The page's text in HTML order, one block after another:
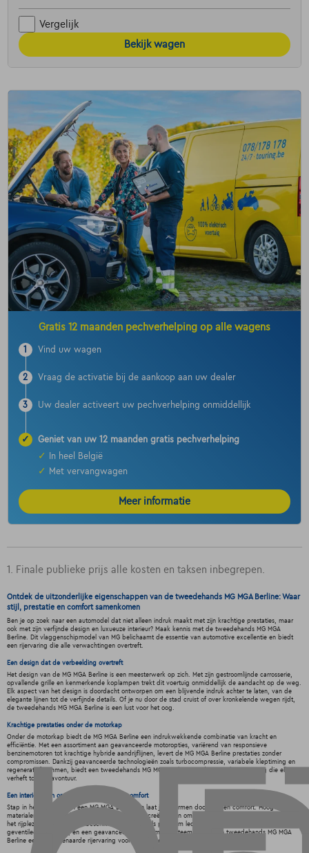
Vergelijk
Bekijk wagen
Gratis 12 maanden pechverhelping op alle wagens
1 Vind uw wagen
2 Vraag de activatie bij de aankoop aan uw dealer
3 Uw dealer activeert uw pechverhelping onmiddellijk
✓
Geniet van uw 12 maanden gratis pechverhelping
✓
In heel België
✓
Met vervangwagen
Meer informatie
1. Finale publieke prijs alle kosten en taksen inbegrepen.
Ontdek de uitzonderlijke eigenschappen van de tweedehands MG MGA Berline: Waar
stijl, prestatie en comfort samenkomen
Ben je op zoek naar een automodel dat niet alleen indruk maakt met zijn krachtige prestaties, maar
ook met zijn verfijnde design en luxueuze interieur? Maak kennis met de tweedehands MG MGA
Berline. Dit vlaggenschipmodel van MG belichaamt de essentie van automotive excellentie en biedt
een rijervaring die alle verwachtingen overtreft.
Een design dat de verbeelding overtreft
Het design van de MG MGA Berline is een meesterwerk op zich. Met zijn gestroomlijnde carrosserie,
opvallende grille en kenmerkende koplampen trekt dit voertuig onmiddellijk de aandacht op de weg.
Elk aspect van het design is doordacht ontworpen om een blijvende indruk achter te laten, van de
elegante lijnen tot de verfijnde details. Of je nu door de stad cruist of over kronkelende wegen rijdt,
de tweedehands MG MGA Berline is een lust voor het oog.
Krachtige prestaties onder de motorkap
Onder de motorkap biedt de MG MGA Berline een indrukwekkende combinatie van kracht en
efficiëntie. Met een assortiment aan geavanceerde motoropties, variërend van responsieve
benzinemotoren tot krachtige hybride aandrijflijnen, levert de MG MGA Berline prestaties zonder
compromissen. Dankzij geavanceerde technologieën zoals turbocompressie, variabele kleptiming en
regeneratief remmen, biedt een tweedehands MG MGA Berline een dynamische rijervaring die elke rit
verheft tot een avontuur.
Een interieur van ongeëvenaarde luxe en comfort
Stap in het interieur van een MG MGA Berline en laat je omarmen door luxe en comfort. Hoogwaardige
materialen, vakmanschap en doordachte details creëren een omgeving die de zintuigen prikkelt en
het rijplezier verhoogt. Met beschikbare opties zoals premium lederen bekleding, verwarmde en
geventileerde stoelen, en een geavanceerd infotainmentsysteem, biedt een tweedehands MG MGA
Berline een ongeëvenaarde rijervaring voor bestuurders en passagiers.